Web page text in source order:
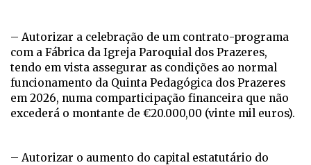
– Autorizar a celebração de um contrato-programa
com a Fábrica da Igreja Paroquial dos Prazeres,
tendo em vista assegurar as condições ao normal
funcionamento da Quinta Pedagógica dos Prazeres
em 2026, numa comparticipação financeira que não
excederá o montante de €20.000,00 (vinte mil euros).
– Autorizar o aumento do capital estatutário do